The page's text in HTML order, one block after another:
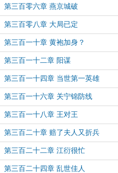
社稷
第三百零六章 燕京城破
第三百零八章 大局已定
第三百一十章 黄袍加身？
第三百一十二章 阳谋
第三百一十四章 当世第一英雄
第三百一十六章 关宁锦防线
第三百一十八章 王对王
第三百二十章 赔了夫人又折兵
第三百二十二章 江衍很忙
第三百二十四章 乱世佳人